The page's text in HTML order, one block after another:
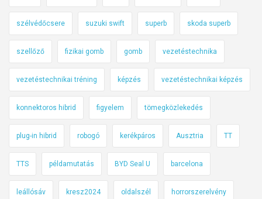
szélvédőcsere suzuki swift superb skoda superb
szellőző fizikai gomb gomb vezetéstechnika
vezetéstechnikai tréning képzés vezetéstechnikai képzés
konnektoros hibrid figyelem tömegközlekedés
plug-in hibrid robogó kerékpáros Ausztria TT
TTS példamutatás BYD Seal U barcelona
leállósáv kresz2024 oldalszél horrorszerelvény